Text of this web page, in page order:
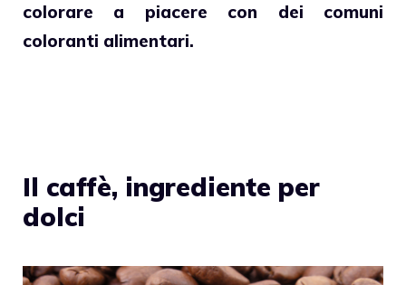
colorare a piacere con dei comuni
coloranti alimentari.
Il caffè, ingrediente per
dolci